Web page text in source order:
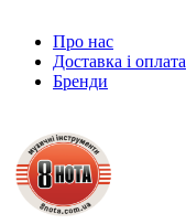
Про нас
Доставка і оплата
Бренди